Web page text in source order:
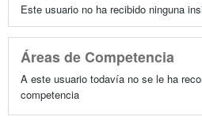
Este usuario no ha recibido ninguna
Áreas de Competencia
A este usuario todavía no se le ha
competencia